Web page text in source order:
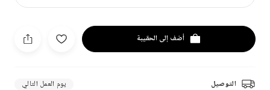
أضف إلى الحقيبة
التوصيل يوم العمل التالي